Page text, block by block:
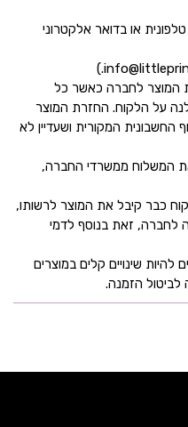
או בדואר אלקטרוני
המוצר לחברה כאשר כל
על הלקוח. החזרת המוצר
החשבונית המקורית ושעדיין לא
המשלוח ממשרדי החברה,
כבר קיבל את המוצר לרשותו,
לחברה, זאת בנוסף לדמי
שינויים קלים במוצרים
לביטול הזמנה.